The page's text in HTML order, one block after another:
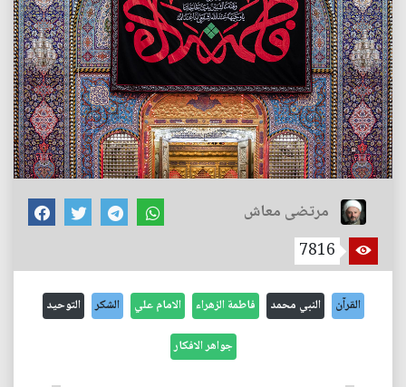
مرتضى معاش
7816
القرآن النبي محمد فاطمة الزهراء الامام علي الشكر التوحيد
جواهر الافكار